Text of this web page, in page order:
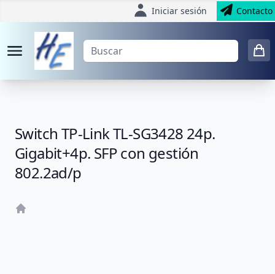
Iniciar sesión Contacto
Switch TP-Link TL-SG3428 24p.
Gigabit+4p. SFP con gestión
802.2ad/p